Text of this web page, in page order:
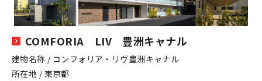
COMFORIA LIV 豊洲キャナル
建物名称 / コンフォリア・リヴ豊洲キャナル
所在地 / 東京都